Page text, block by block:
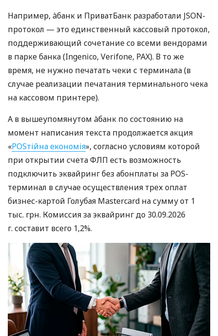
Например, àбанк и ПриватБанк разработали JSON-
протокол — это единственный кассовый протокол,
поддерживающий сочетание со всеми вендорами
в парке банка (Ingenico, Verifone, PAX). В то же
время, не нужно печатать чеки с терминала (в
случае реализации печатания терминального чека
на кассовом принтере).
А в вышеупомянутом àбанк по состоянию на
момент написания текста продолжается акция
«POSтійна економія», согласно условиям которой
при открытии счета ФЛП есть возможность
подключить эквайринг без абонплаты за POS-
терминал в случае осуществления трех оплат
бизнес-картой Голубая Mastercard на сумму от 1
тыс. грн. Комиссия за эквайринг до 30.09.2026
г. составит всего 1,2%.